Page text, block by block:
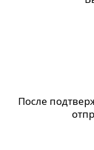
После